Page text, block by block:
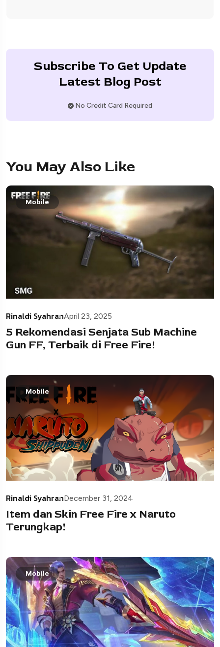
Subscribe To Get Update
Latest Blog Post
No Credit Card Required
You May Also Like
Mobile
Rinaldi SyahranApril 23, 2025
5 Rekomendasi Senjata Sub Machine
Gun FF, Terbaik di Free Fire!
Mobile
Rinaldi SyahranDecember 31, 2024
Item dan Skin Free Fire x Naruto
Terungkap!
Mobile